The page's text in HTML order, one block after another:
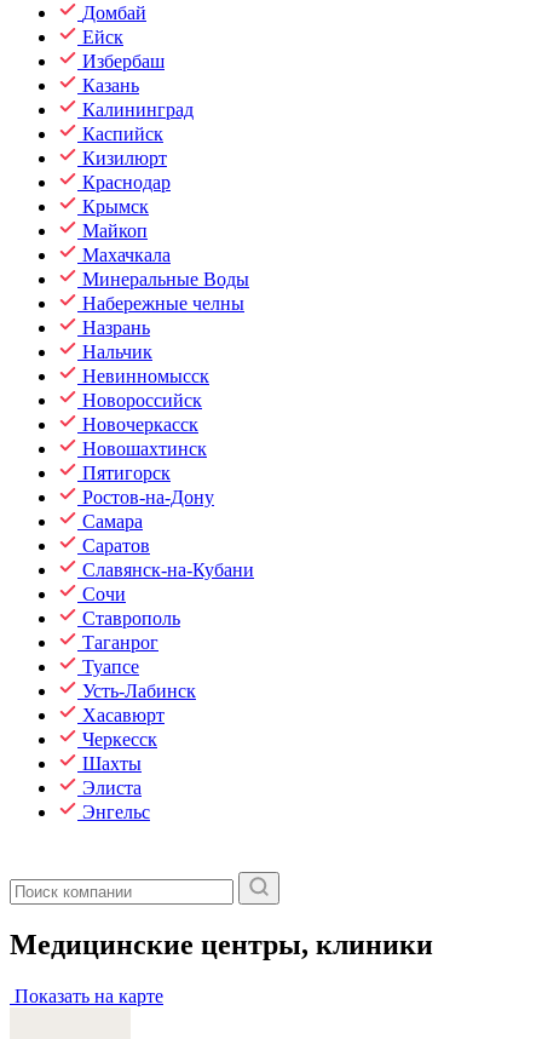
Домбай
Ейск
Избербаш
Казань
Калининград
Каспийск
Кизилюрт
Краснодар
Крымск
Майкоп
Махачкала
Минеральные Воды
Набережные челны
Назрань
Нальчик
Невинномысск
Новороссийск
Новочеркасск
Новошахтинск
Пятигорск
Ростов-на-Дону
Самара
Саратов
Славянск-на-Кубани
Сочи
Ставрополь
Таганрог
Туапсе
Усть-Лабинск
Хасавюрт
Черкесск
Шахты
Элиста
Энгельс
Медицинские центры, клиники
Показать на карте